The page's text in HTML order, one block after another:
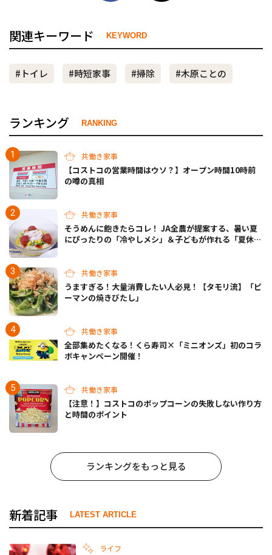
関連キーワード KEYWORD
#トイレ #時短家事 #掃除 #木原ことの
ランキング RANKING
共働き家事
【コストコの営業時間はウソ？】オープン時間10時前
の噂の真相
共働き家事
そうめんに飽きたらコレ！ JA全農が提案する、暑い夏
にぴったりの「冷やしメシ」＆子どもが作れる「夏休み
共働き家事
うますぎる！大量消費したい人必見！【タモリ流】「ピ
ーマンの焼きびたし」
共働き家事
全部集めたくなる！くら寿司×「ミニオンズ」初のコラ
ボキャンペーン開催！
共働き家事
【注意！】コストコのポップコーンの失敗しない作り方
と時間のポイント
ランキングをもっと見る
新着記事 LATEST ARTICLE
ライフ